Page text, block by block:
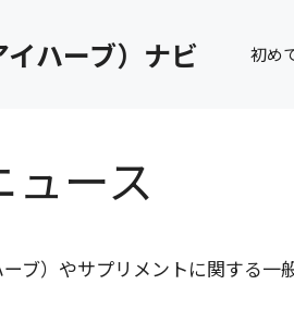
ハーブ）ナビ 初め
ュース
ブ）やサプリメントに関する一